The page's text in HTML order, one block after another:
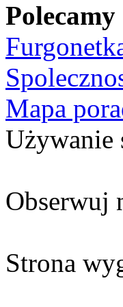
Polecamy
Mapa
Używanie
Obserwuj
Strona